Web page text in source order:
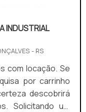
INDUSTRIAL
- RS
locação. Se
por carrinho
descobrirá
Solicitando um